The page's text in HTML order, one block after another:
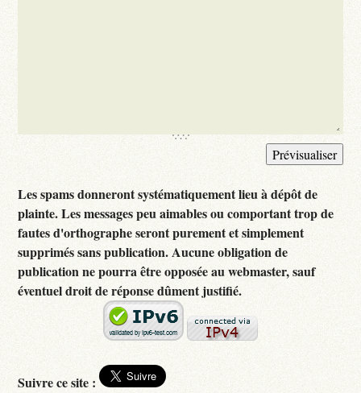
Les spams donneront systématiquement lieu à dépôt de
plainte. Les messages peu aimables ou comportant trop de
fautes d'orthographe seront purement et simplement
supprimés sans publication. Aucune obligation de
publication ne pourra être opposée au webmaster, sauf
éventuel droit de réponse dûment justifié.
Suivre ce site :